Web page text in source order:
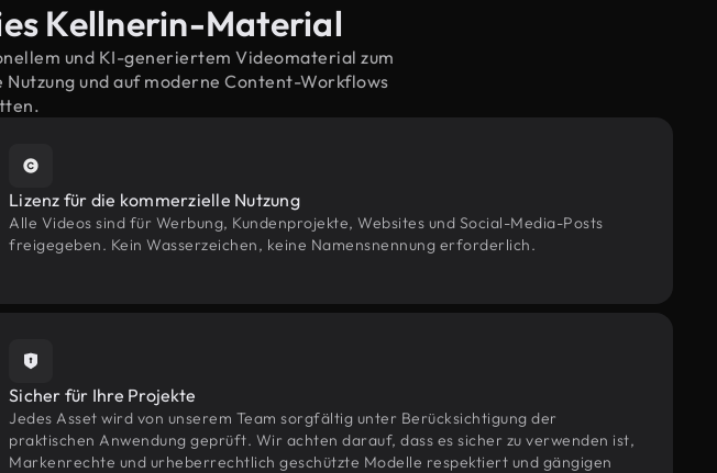
Kellnerin-Material
und KI-generiertem Videomaterial zum
und auf moderne Content-Workflows
Lizenz für die kommerzielle Nutzung
Alle Videos sind für Werbung, Kundenprojekte, Websites und Social-Media-Posts
freigegeben. Kein Wasserzeichen, keine Namensnennung erforderlich.
Sicher für Ihre Projekte
Jedes Asset wird von unserem Team sorgfältig unter Berücksichtigung der
praktischen Anwendung geprüft. Wir achten darauf, dass es sicher zu verwenden ist,
Markenrechte und urheberrechtlich geschützte Modelle respektiert und gängigen